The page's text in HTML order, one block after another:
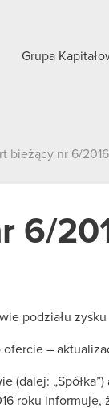
Grupa
bieżący nr 6/2016
6/
podziału
ofercie –
(dalej:
roku informuje,